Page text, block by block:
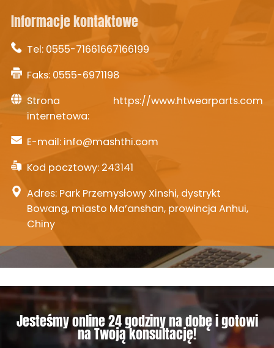
Informacje kontaktowe
Tel: 0555-71661667166199
Faks: 0555-6971198
Strona
internetowa:
https://www.htwearparts.com
E-mail: info@mashthi.com
Kod pocztowy: 243141
Adres: Park Przemysłowy Xinshi, dystrykt
Bowang, miasto Ma’anshan, prowincja Anhui,
Chiny
Jesteśmy online 24 godziny na dobę i gotowi
na Twoją konsultację!